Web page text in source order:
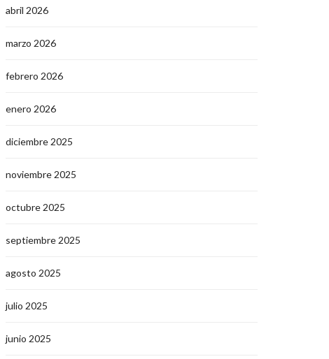
abril 2026
marzo 2026
febrero 2026
enero 2026
diciembre 2025
noviembre 2025
octubre 2025
septiembre 2025
agosto 2025
julio 2025
junio 2025